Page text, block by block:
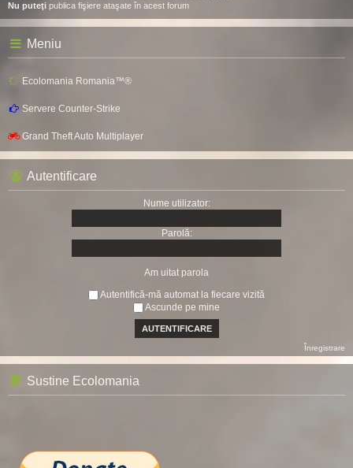
Nu puteţi publica fişiere ataşate în acest forum
Meniu
Ecolomania Romania™®
Servere Counter-Strike
Grand Theft Auto Multiplayer
Autentificare
Nume utilizator:
Parolă:
Am uitat parola
Autentifică-mă automat la fiecare vizită
Ascunde pe mine
Înregistrare
Sustine Ecolomania